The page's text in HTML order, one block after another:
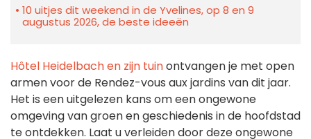
10 uitjes dit weekend in de Yvelines, op 8 en 9
augustus 2026, de beste ideeën
Hôtel Heidelbach en zijn tuinontvangen je met open
armen voor de Rendez-vous aux jardins van dit jaar.
Het is een uitgelezen kans om een ongewone
omgeving van groen en geschiedenis in de hoofdstad
te ontdekken. Laat u verleiden door deze ongewone